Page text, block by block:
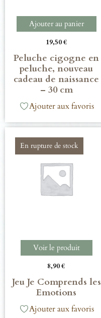
Ajouter au panier
19,50€
Peluche cigogne en
peluche, nouveau
cadeau de naissance
– 30 cm
Ajouter aux favoris
En rupture de stock
Voir le produit
8,90€
Jeu Je Comprends les
Emotions
Ajouter aux favoris